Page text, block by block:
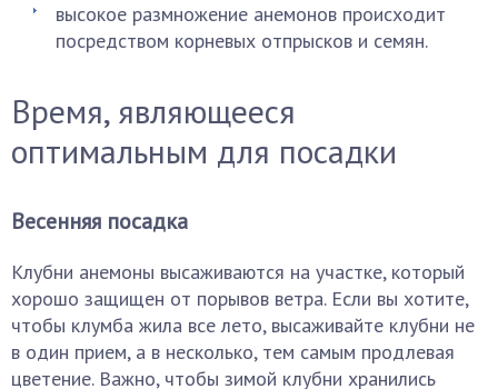
высокое размножение анемонов происходит
посредством корневых отпрысков и семян.
Время, являющееся
оптимальным для посадки
Весенняя посадка
Клубни анемоны высаживаются на участке, который
хорошо защищен от порывов ветра. Если вы хотите,
чтобы клумба жила все лето, высаживайте клубни не
в один прием, а в несколько, тем самым продлевая
цветение. Важно, чтобы зимой клубни хранились